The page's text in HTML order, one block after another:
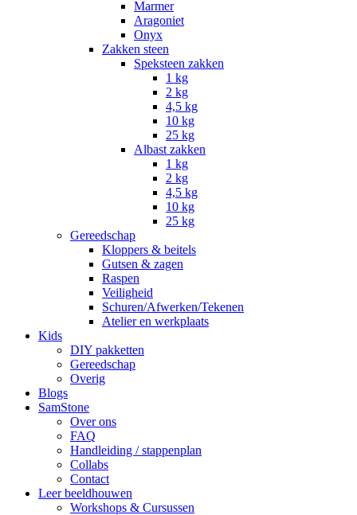
Marmer
Aragoniet
Onyx
Zakken steen
Speksteen zakken
1 kg
2 kg
4,5 kg
10 kg
25 kg
Albast zakken
1 kg
2 kg
4,5 kg
10 kg
25 kg
Gereedschap
Kloppers & beitels
Gutsen & zagen
Raspen
Veiligheid
Schuren/Afwerken/Tekenen
Atelier en werkplaats
Kids
DIY pakketten
Gereedschap
Overig
Blogs
SamStone
Over ons
FAQ
Handleiding / stappenplan
Collabs
Contact
Leer beeldhouwen
Workshops & Cursussen